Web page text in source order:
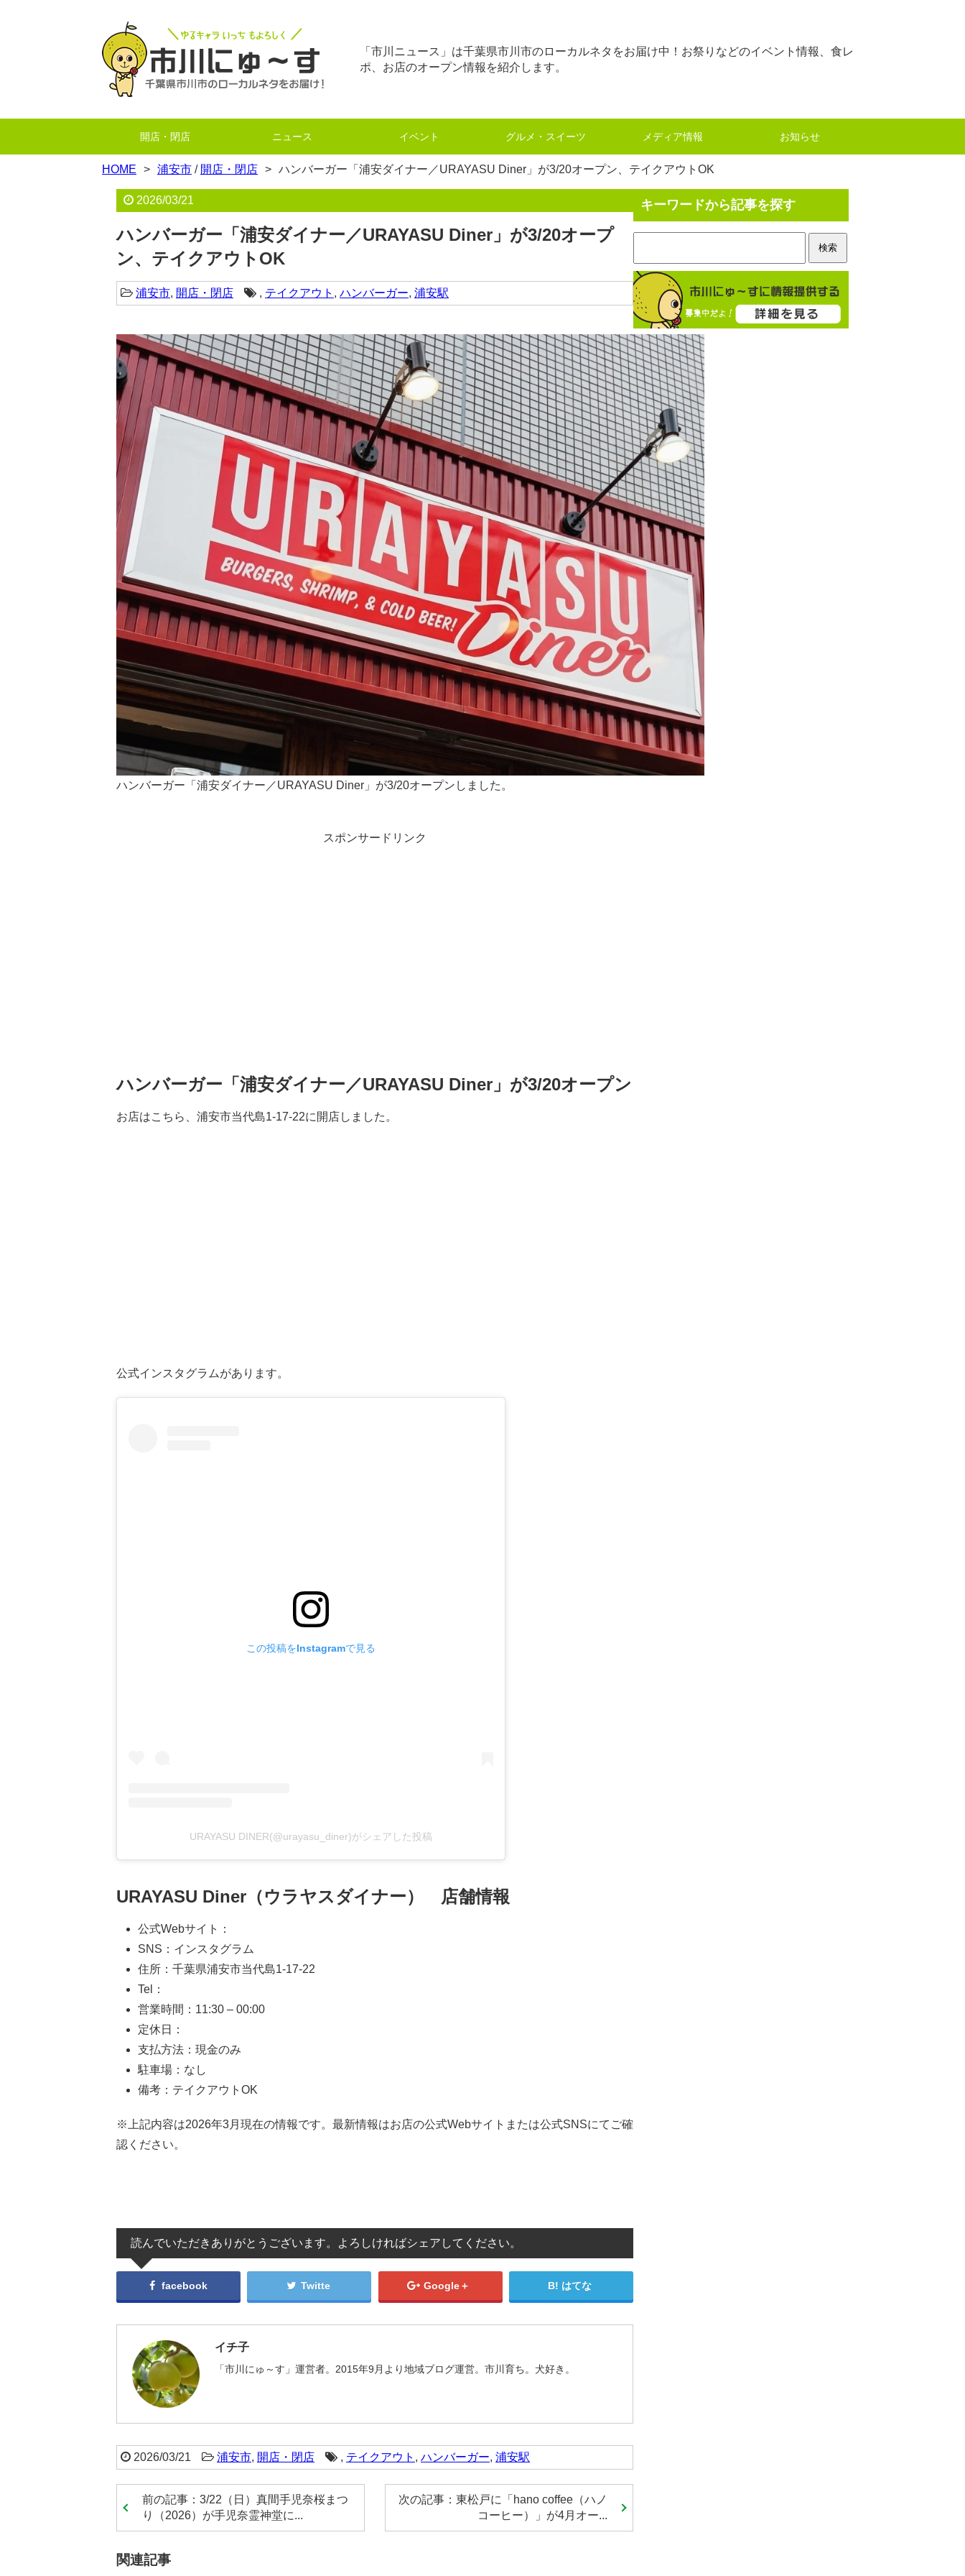
「市川ニュース」は千葉県市川市のローカルネタをお届け中！お祭りなどのイベント情報、食レ
ポ、お店のオープン情報を紹介します。
開店・閉店 ニュース イベント グルメ・スイーツ メディア情報 お知らせ
HOME 浦安市 / 開店・閉店 ハンバーガー「浦安ダイナー／URAYASU Diner」が3/20オープン、テイクアウトOK
2026/03/21
ハンバーガー「浦安ダイナー／URAYASU Diner」が3/20オープ
ン、テイクアウトOK
浦安市, 開店・閉店 , テイクアウト , ハンバーガー, 浦安駅
ハンバーガー「浦安ダイナー／URAYASU Diner」が3/20オープンしました。
スポンサードリンク
ハンバーガー「浦安ダイナー／URAYASU Diner」が3/20オープン
お店はこちら、浦安市当代島1-17-22に開店しました。
公式インスタグラムがあります。
この投稿をInstagramで見る
URAYASU DINER(@urayasu_diner)がシェアした投稿
URAYASU Diner（ウラヤスダイナー） 店舗情報
公式Webサイト：
SNS：インスタグラム
住所：千葉県浦安市当代島1-17-22
Tel：
営業時間：11:30 – 00:00
定休日：
支払方法：現金のみ
駐車場：なし
備考：テイクアウトOK
※上記内容は2026年3月現在の情報です。最新情報はお店の公式Webサイトまたは公式SNSにてご確
認ください。
読んでいただきありがとうございます。よろしければシェアしてください。
facebook Twitte Google＋ はてな
イチ子
「市川にゅ～す」運営者。2015年9月より地域ブログ運営。市川育ち。犬好き。
2026/03/21 浦安市, 開店・閉店 , テイクアウト , ハンバーガー, 浦安駅
前の記事：3/22（日）真間手児奈桜まつ
り（2026）が手児奈霊神堂に...
次の記事：東松戸に「hano coffee（ハノ
コーヒー）」が4月オー...
関連記事
キーワードから記事を探す